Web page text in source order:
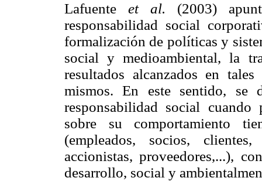
Lafuente et al. (2003)
responsabilidad social
formalización de políticas y
social y medioambiental, la
resultados alcanzados en
mismos. En este sentido, se
responsabilidad social
sobre su comportamiento
(empleados, socios, clientes,
accionistas, proveedores,...),
desarrollo, social y